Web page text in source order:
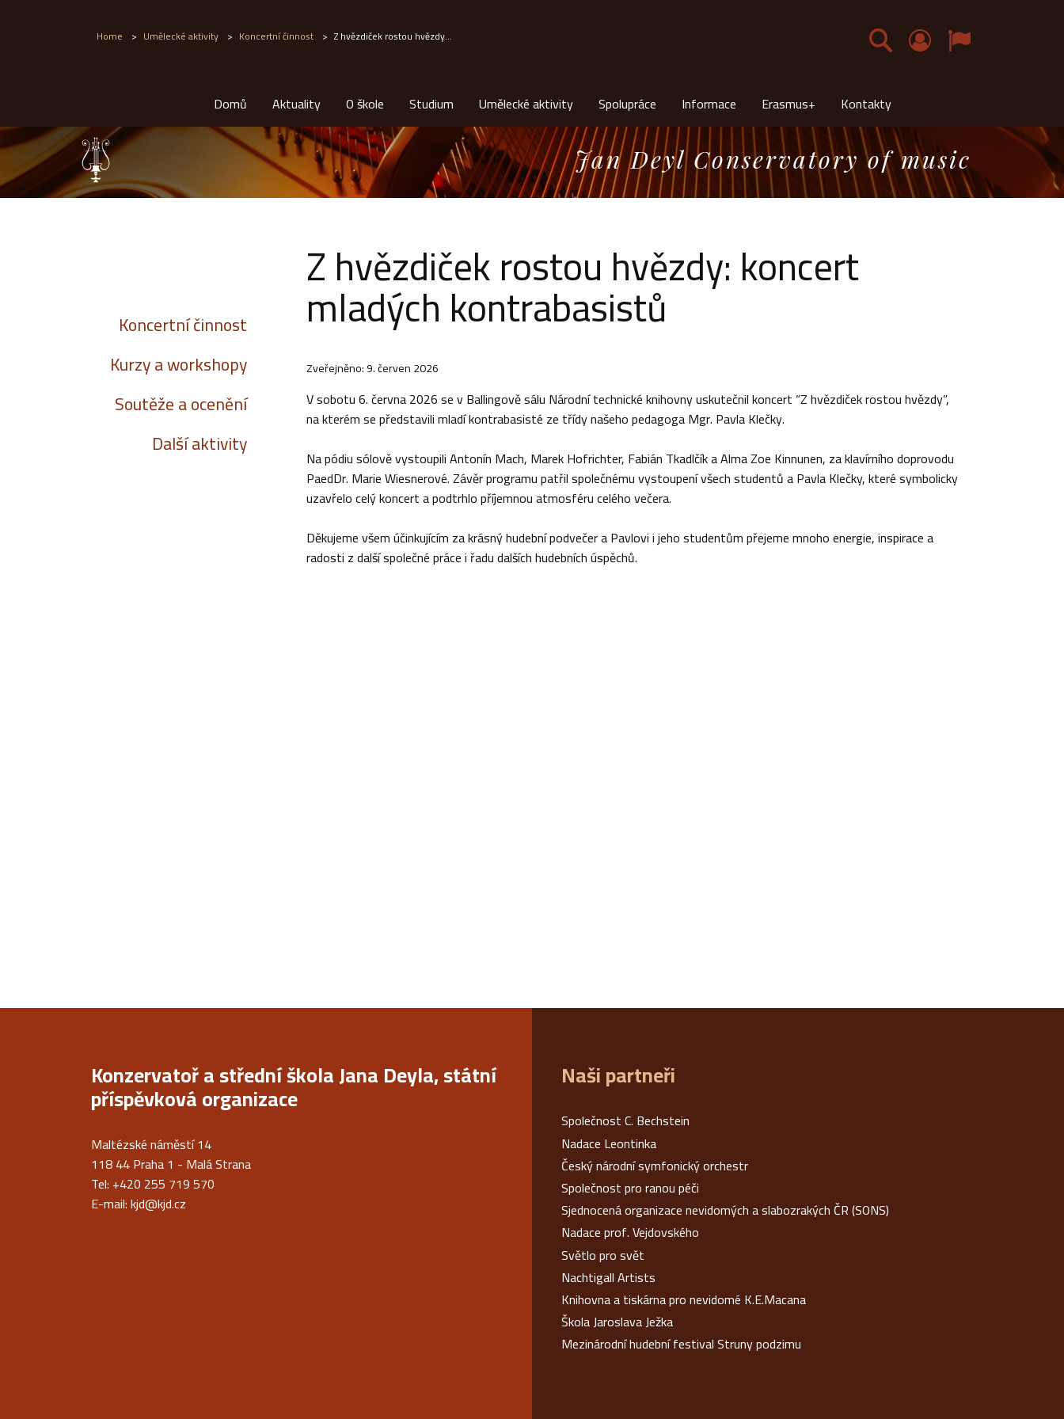
Home > Umělecké aktivity > Koncertní činnost > Z hvězdiček rostou hvězdy... Čeština
Domů Aktuality O škole Studium Umělecké aktivity Spolupráce Informace Erasmus+ Kontakty
Jan Deyl Conservatory of music
Koncertní činnost
Kurzy a workshopy
Soutěže a ocenění
Další aktivity
Z hvězdiček rostou hvězdy: koncert
mladých kontrabasistů
Zveřejněno: 9. červen 2026
V sobotu 6. června 2026 se v Ballingově sálu Národní technické knihovny uskutečnil koncert “Z hvězdiček rostou hvězdy”,
na kterém se představili mladí kontrabasisté ze třídy našeho pedagoga Mgr. Pavla Klečky.
Na pódiu sólově vystoupili Antonín Mach, Marek Hofrichter, Fabián Tkadlčík a Alma Zoe Kinnunen, za klavírního doprovodu
PaedDr. Marie Wiesnerové. Závěr programu patřil společnému vystoupení všech studentů a Pavla Klečky, které symbolicky
uzavřelo celý koncert a podtrhlo příjemnou atmosféru celého večera.
Děkujeme všem účinkujícím za krásný hudební podvečer a Pavlovi i jeho studentům přejeme mnoho energie, inspirace a
radosti z další společné práce i řadu dalších hudebních úspěchů.
Konzervatoř a střední škola Jana Deyla, státní
příspěvková organizace
Maltézské náměstí 14
118 44 Praha 1 - Malá Strana
Tel: +420 255 719 570
E-mail:kjd@kjd.cz
Naši partneři
Společnost C. Bechstein
Nadace Leontinka
Český národní symfonický orchestr
Společnost pro ranou péči
Sjednocená organizace nevidomých a slabozrakých ČR (SONS)
Nadace prof. Vejdovského
Světlo pro svět
Nachtigall Artists
Knihovna a tiskárna pro nevidomé K.E.Macana
Škola Jaroslava Ježka
Mezinárodní hudební festival Struny podzimu